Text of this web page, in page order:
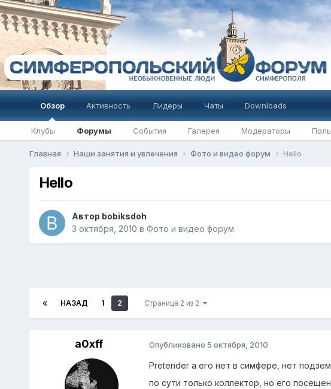
Обзор
Клубы Форумы События Галерея Модераторы
Активность Лидеры Чаты Downloads
Главная Наши занятия и увлечения Фото и видео форум Hello
Hello
Автор bobiksdoh
3 октября, 2010 в Фото и видео форум
НАЗАД 1 2 Страница 2 из 2
a0xff Опубликовано 5 октября, 2010
Pretender а его нет в симфере, нет
по сути только коллектор, но его